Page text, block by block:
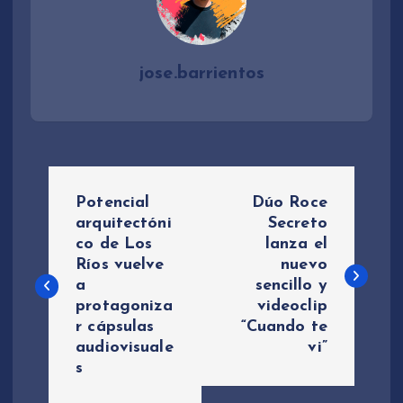
jose.barrientos
v
Potencial
arquitectóni
co de Los
Ríos vuelve
a
protagoniza
r cápsulas
audiovisuale
s
Dúo Roce
Secreto
lanza el
nuevo
sencillo y
videoclip
“Cuando te
vi”